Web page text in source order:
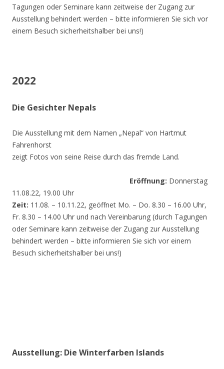
Tagungen oder Seminare kann zeitweise der Zugang zur
Ausstellung behindert werden – bitte informieren Sie sich vor
einem Besuch sicherheitshalber bei uns!)
2022
Die Gesichter Nepals
Die Ausstellung mit dem Namen „Nepal“ von Hartmut
Fahrenhorst
zeigt Fotos von seine Reise durch das fremde Land.
Eröffnung: Donnerstag
11.08.22, 19.00 Uhr
Zeit: 11.08. – 10.11.22, geöffnet Mo. – Do. 8.30 – 16.00 Uhr,
Fr. 8.30 – 14.00 Uhr und nach Vereinbarung (durch Tagungen
oder Seminare kann zeitweise der Zugang zur Ausstellung
behindert werden – bitte informieren Sie sich vor einem
Besuch sicherheitshalber bei uns!)
Ausstellung: Die Winterfarben Islands